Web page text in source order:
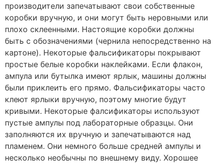
производители запечатывают свои собственные
коробки вручную, и они могут быть неровными или
плохо склеенными. Настоящие коробки должны
быть с обозначениями (чернила непосредственно на
картоне). Некоторые фальсификаторы покрывают
простые белые коробки наклейками. Если флакон,
ампула или бутылка имеют ярлык, машины должны
были приклеить его прямо. Фальсификаторы часто
клеют ярлыки вручную, поэтому многие будут
кривыми. Некоторые фалсификаторы используют
пустые ампулы под лабораторные образцы. Они
заполняются их вручную и запечатываются над
пламенем. Они немного больше средней ампулы и
несколько необычны по внешнему виду. Хорошее